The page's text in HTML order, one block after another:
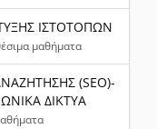
ΙΣΤΟΤΟΠΩΝ
μαθήματα
(SEO)-
ΔΙΚΤΥΑ